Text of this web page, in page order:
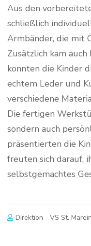
Aus den
schließlich
Armbänder, die mit
Zusätzlich kam
konnten die Kinder
echtem Leder und
verschiedene
Die fertigen
sondern auch
präsentierten die
freuten sich darauf,
selbstgemachtes
Direktion - VS St. Marein